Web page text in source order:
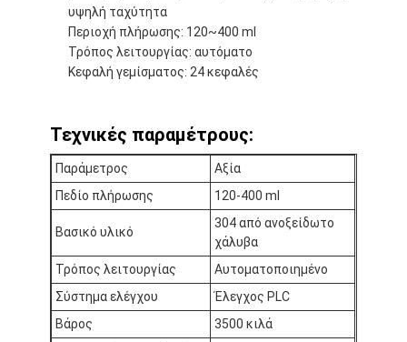
Αρχική Σελίδα
Προϊόντα
Γύρος εργοστασίων
Ποιοτικός έλεγχος
επαφή
Συνομιλία τώρα
υψηλή ταχύτητα
Περιοχή πλήρωσης: 120~400 ml
Τρόπος λειτουργίας: αυτόματο
Κεφαλή γεμίσματος: 24 κεφαλές
Τεχνικές παραμέτρους:
Παράμετρος
Αξία
Πεδίο πλήρωσης
120-400 ml
Βασικό υλικό
304 από ανοξείδωτο
χάλυβα
Τρόπος λειτουργίας
Αυτοματοποιημένο
Σύστημα ελέγχου
Έλεγχος PLC
Βάρος
3500 κιλά